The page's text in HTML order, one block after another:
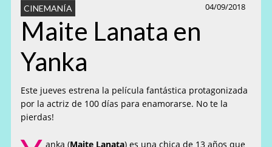
04/09/2018
CINEMANÍA
Maite Lanata en
Yanka
Este jueves estrena la película fantástica protagonizada
por la actriz de 100 días para enamorarse. No te la
pierdas!
anka (Maite Lanata) es una chica de 13 años que